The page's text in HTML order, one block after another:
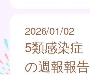
2026/01/02
5類感染症
の週報報